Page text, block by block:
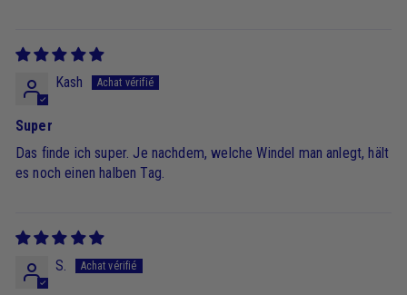
Kash
Super
Das finde ich super. Je nachdem, welche Windel man anlegt, hält
es noch einen halben Tag.
S.